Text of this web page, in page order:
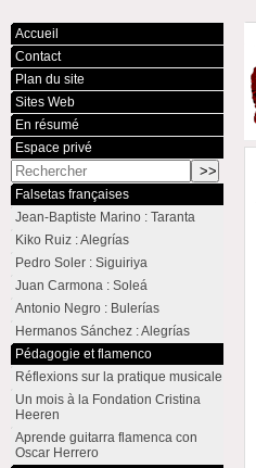
Accueil
Contact
Plan du site
Sites Web
En résumé
Espace privé
Falsetas françaises
Jean-Baptiste Marino : Taranta
Kiko Ruiz : Alegrías
Pedro Soler : Siguiriya
Juan Carmona : Soleá
Antonio Negro : Bulerías
Hermanos Sánchez : Alegrías
Pédagogie et flamenco
Réflexions sur la pratique musicale
Un mois à la Fondation Cristina
Heeren
Aprende guitarra flamenca con
Oscar Herrero